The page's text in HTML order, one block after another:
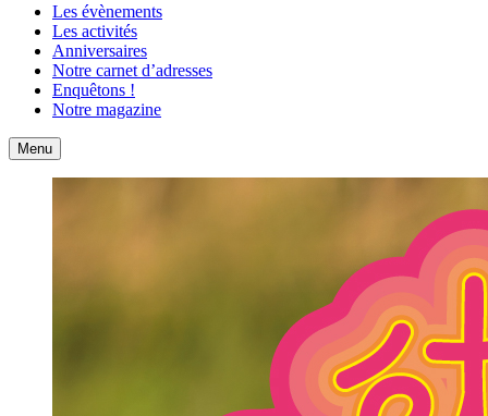
Les évènements
Les activités
Anniversaires
Notre carnet d’adresses
Enquêtons !
Notre magazine
Accueil
Menu Contact